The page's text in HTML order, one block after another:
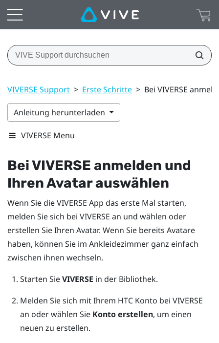
VIVERSE Support > Erste Schritte > Bei VIVERSE
Anleitung herunterladen
VIVERSE Menu
BeiVIVERSE anmelden und
Ihren Avatar auswählen
Wenn Sie dieVIVERSE App das erste Mal starten,
melden Sie sich bei VIVERSE an und wählen oder
erstellen Sie Ihren Avatar. Wenn Sie bereits Avatare
haben, können Sie im Ankleidezimmer ganz einfach
zwischen ihnen wechseln.
Starten SieVIVERSE in der Bibliothek.
Melden Sie sich mit Ihrem HTC Konto bei VIVERSE
an oder wählen Sie Konto erstellen, um einen
neuen zu erstellen.